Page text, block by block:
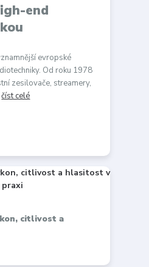
end
evropské
Od roku 1978
zesilovače, streamery,
číst celé
citlivost a